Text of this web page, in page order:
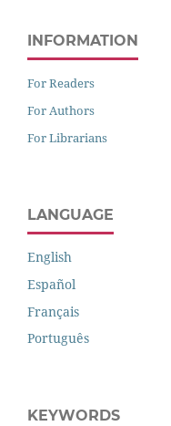
INFORMATION
For Readers
For Authors
For Librarians
LANGUAGE
English
Español
Français
Português
KEYWORDS